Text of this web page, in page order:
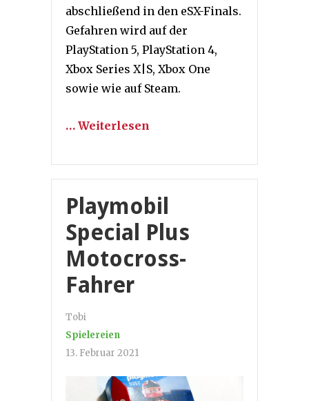
abschließend in den eSX-Finals.
Gefahren wird auf der
PlayStation 5, PlayStation 4,
Xbox Series X|S, Xbox One
sowie wie auf Steam.
… Weiterlesen
Playmobil
Special Plus
Motocross-
Fahrer
Tobi
Spielereien
13. Februar 2021